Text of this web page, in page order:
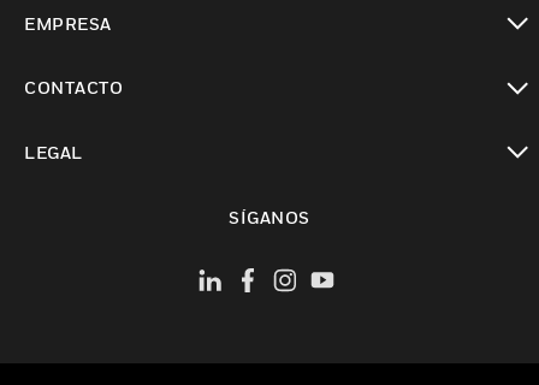
EMPRESA
CONTACTO
LEGAL
SÍGANOS